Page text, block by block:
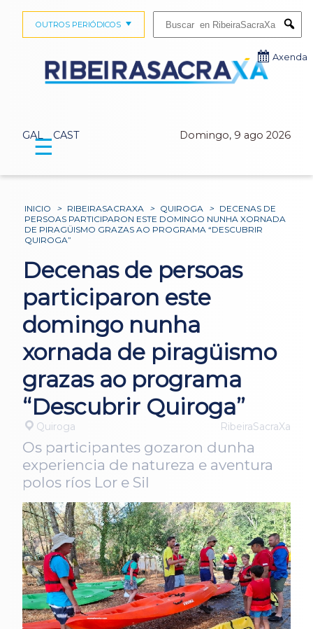
GAL CAST Domingo, 9 ago 2026
OUTROS PERIÓDICOS
Axenda
☰
INICIO > RIBEIRASACRAXA > QUIROGA > DECENAS DE
PERSOAS PARTICIPARON ESTE DOMINGO NUNHA XORNADA
DE PIRAGÜISMO GRAZAS AO PROGRAMA “DESCUBRIR
QUIROGA”
Decenas de persoas
participaron este
domingo nunha
xornada de piragüismo
grazas ao programa
“Descubrir Quiroga”
Quiroga RibeiraSacraXa
Os participantes gozaron dunha
experiencia de natureza e aventura
polos ríos Lor e Sil